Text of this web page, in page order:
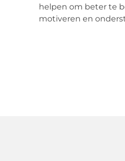
helpen om beter te
motiveren en